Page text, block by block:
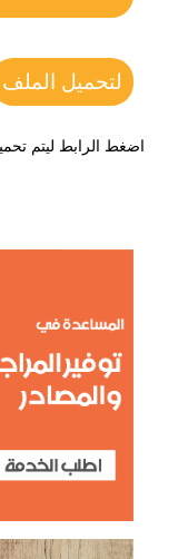
لتحميل الملف
اضغط الرابط ليتم